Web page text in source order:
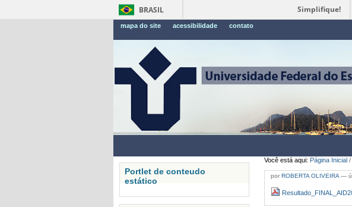
BRASIL Simplifique!
mapa do site acessibilidade contato
Você está aqui: Página Inicial
porROBERTA OLIVEIRA—
Portlet de conteudo
estático